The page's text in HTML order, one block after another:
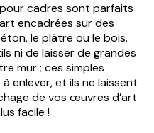
cadres sont parfaits
encadrées sur des
le plâtre ou le bois.
ni de laisser de grandes
mur ; ces simples
enlever, et ils ne laissent
de vos œuvres d’art
facile !